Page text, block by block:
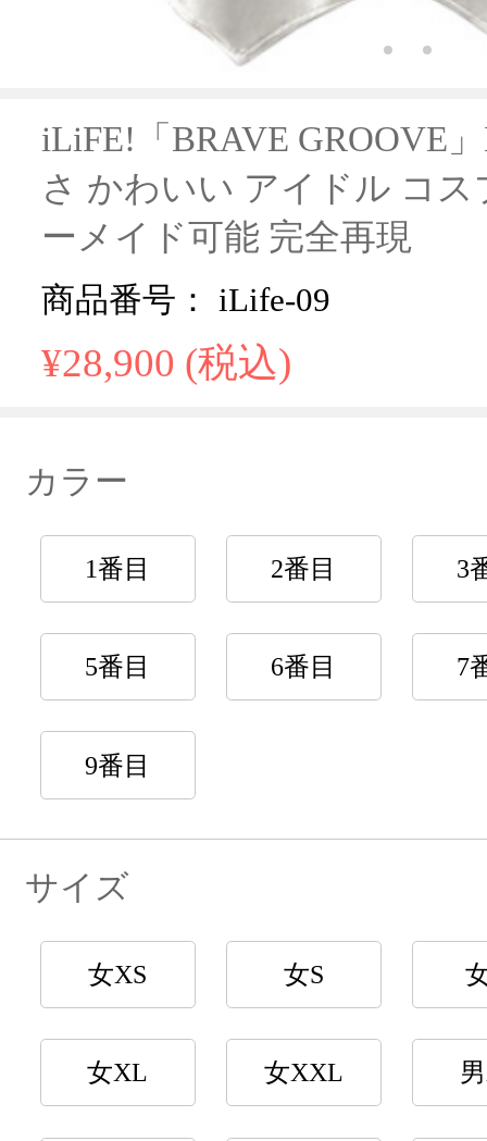
iLiFE!「BRAVE GROOVE
さ かわいい アイドル コ
ーメイド可能 完全再現
商品番号： iLife-09
¥28,900 (税込)
カラー
1番目 2番目 3
5番目 6番目 7
9番目
サイズ
女XS 女S
女XL 女XXL